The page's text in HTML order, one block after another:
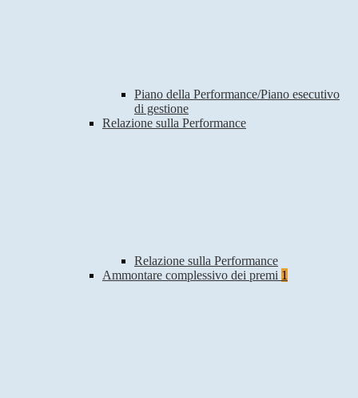
Piano della Performance/Piano esecutivo
di gestione
Relazione sulla Performance
Relazione sulla Performance
Ammontare complessivo dei premi 1